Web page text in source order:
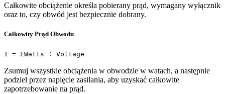
Całkowite obciążenie określa pobierany prąd, wymagany wyłącznik
oraz to, czy obwód jest bezpiecznie dobrany.
Całkowity Prąd Obwodu
I = ΣWatts ÷ Voltage
Zsumuj wszystkie obciążenia w obwodzie w watach, a następnie
podziel przez napięcie zasilania, aby uzyskać całkowite
zapotrzebowanie na prąd.